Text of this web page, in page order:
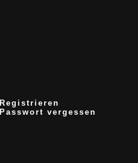
Registrieren
Passwort vergessen